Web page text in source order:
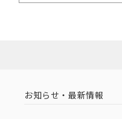
お知らせ・最新情報